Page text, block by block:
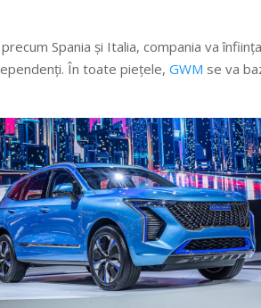
Spania și Italia, compania va
În toate piețele, GWM se va